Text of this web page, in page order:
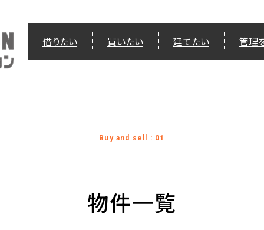
借りたい 買いたい 建てたい 管理
Buy and sell : 01
物件一覧